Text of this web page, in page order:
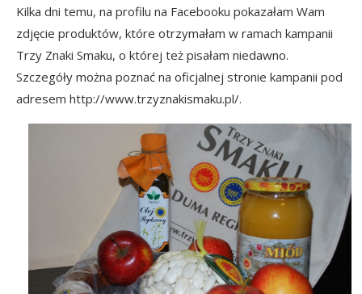
Kilka dni temu, na profilu na Facebooku pokazałam Wam
zdjęcie produktów, które otrzymałam w ramach kampanii
Trzy Znaki Smaku, o której też pisałam niedawno.
Szczegóły można poznać na oficjalnej stronie kampanii pod
adresem http://www.trzyznakismaku.pl/.